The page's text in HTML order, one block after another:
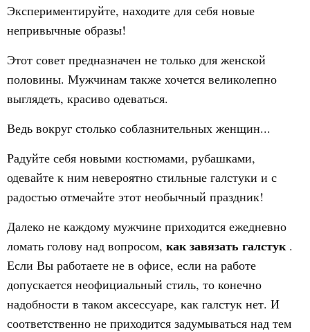
Экспериментируйте, находите для себя новые
непривычные образы!
Этот совет предназначен не только для женской
половины. Мужчинам также хочется великолепно
выглядеть, красиво одеваться.
Ведь вокруг столько соблазнительных женщин...
Радуйте себя новыми костюмами, рубашками,
одевайте к ним невероятно стильные галстуки и с
радостью отмечайте этот необычный праздник!
Далеко не каждому мужчине приходится ежедневно
ломать голову над вопросом, как завязать галстук .
Если Вы работаете не в офисе, если на работе
допускается неофициальный стиль, то конечно
надобности в таком аксессуаре, как галстук нет. И
соответственно не приходится задумываться над тем